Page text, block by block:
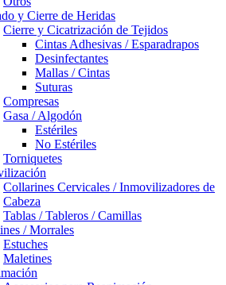
y Cierre de Heridas
Cierre y Cicatrización de Tejidos
Cintas Adhesivas / Esparadrapos
Desinfectantes
Mallas / Cintas
Suturas
Compresas
Gasa / Algodón
Estériles
No Estériles
Torniquetes
Collarines Cervicales / Inmovilizadores de
Cabeza
Tablas / Tableros / Camillas
/ Morrales
Estuches
Maletines